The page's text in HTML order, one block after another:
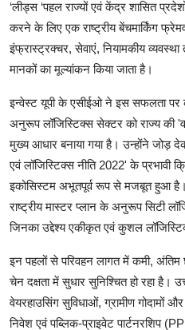
‘लीड्स ‘पहल राज्यों एवं केंद्र शासित
करने के लिए एक राष्ट्रीय बेंचमार्किंग
इंफ्रास्ट्रक्चर, सेवाएं, नियामकीय व्यवस्था
मानकों का मूल्यांकन किया जाता है।
इन्वेस्ट यूपी के एसीईओ ने इस सफलता पर
अनुरूप लॉजिस्टिक्स सेक्टर को राज्य की
मुख्य आधार बनाया गया है। उन्होंने जोड़
एवं लॉजिस्टिक्स नीति 2022' के प्रभावी
इकोसिस्टम अभूतपूर्व रूप से मजबूत हुआ है।
राष्ट्रीय मास्टर प्लान के अनुरूप सिटी
जिनका उद्देश्य एकीकृत एवं कुशल
इन पहलों से परिवहन लागत में कमी,
चेन दक्षता में सुधार सुनिश्चित हो रहा है।
वेयरहाउसिंग सुविधाओं, ग्रामीण गोदामों
निवेश एवं पब्लिक-प्राइवेट पार्टनरशिप